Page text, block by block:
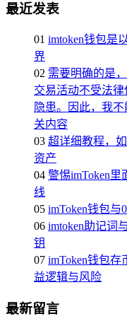
最近发表
01 imtoken钱包是
界
02 需要明确的是
交易活动不受法
隐患。因此，我
关内容
03 超详细教程，
资产
04 警惕imToken里
线
05 imToken钱包与
06 imtoken助记词
钥
07 imToken钱包
益逻辑与风险
最新留言